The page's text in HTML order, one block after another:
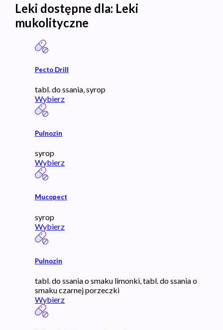
Leki dostępne dla: Leki
mukolityczne
Pecto Drill
tabl. do ssania, syrop
Wybierz
Pulnozin
syrop
Wybierz
Mucopect
syrop
Wybierz
Pulnozin
tabl. do ssania o smaku limonki, tabl. do ssania o
smaku czarnej porzeczki
Wybierz